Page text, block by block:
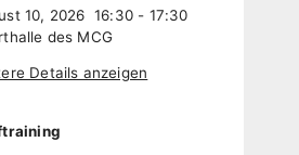
10, 2026 16:30- 17:30
des MCG
Details anzeigen